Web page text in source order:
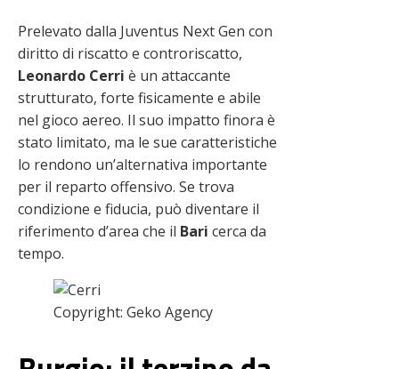
Prelevato dalla Juventus Next Gen con
diritto di riscatto e controriscatto,
Leonardo Cerri è un attaccante
strutturato, forte fisicamente e abile
nel gioco aereo. Il suo impatto finora è
stato limitato, ma le sue caratteristiche
lo rendono un’alternativa importante
per il reparto offensivo. Se trova
condizione e fiducia, può diventare il
riferimento d’area che il Bari cerca da
tempo.
Copyright: Geko Agency